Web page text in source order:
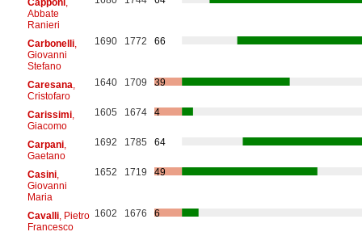
Abbate
Ranieri
Carbonelli,
Giovanni
Stefano
1690 1772 66
Caresana
Cristofaro
1640 1709 39
Carissimi,
Giacomo
1605 1674 4
Carpani,
Gaetano
1692 1785 64
Casini,
Giovanni
Maria
1652 1719 49
Cavalli, Pietro
Francesco
1602 1676 6